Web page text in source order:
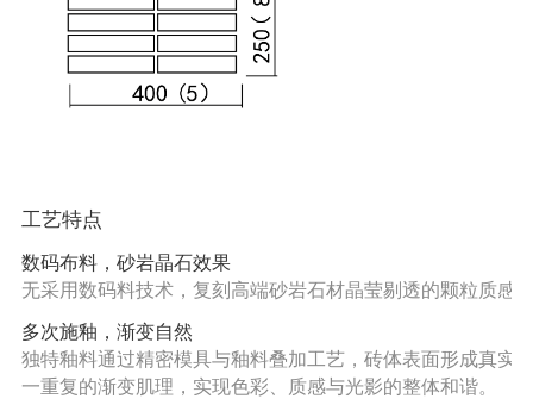
工艺特点
数码布料，砂岩晶石效果
无采用数码料技术，复刻高端砂岩石材晶莹剔透的颗粒质感
多次施釉，渐变自然
独特釉料通过精密模具与釉料叠加工艺，砖体表面形成真实
一重复的渐变肌理，实现色彩、质感与光影的整体和谐。